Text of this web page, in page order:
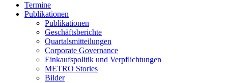
Termine
Publikationen
Publikationen
Geschäftsberichte
Quartalsmitteilungen
Corporate Governance
Einkaufspolitik und Verpflichtungen
METRO Stories
Bilder